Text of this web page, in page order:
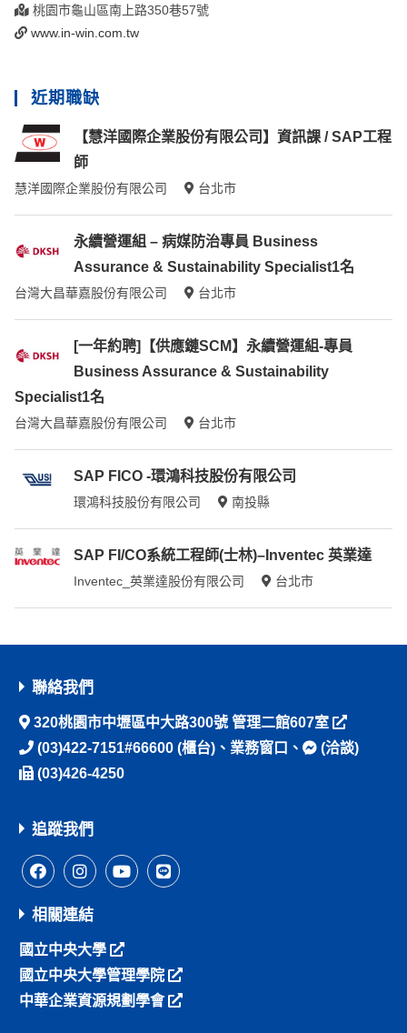
桃園市龜山區南上路350巷57號
www.in-win.com.tw
近期職缺
【慧洋國際企業股份有限公司】資訊課 / SAP工程
師
慧洋國際企業股份有限公司 台北市
永續營運組 – 病媒防治專員 Business
Assurance & Sustainability Specialist1名
台灣大昌華嘉股份有限公司 台北市
[一年約聘]【供應鏈SCM】永續營運組-專員
Business Assurance & Sustainability
Specialist1名
台灣大昌華嘉股份有限公司 台北市
SAP FICO -環鴻科技股份有限公司
環鴻科技股份有限公司 南投縣
SAP FI/CO系統工程師(士林)–Inventec 英業達
Inventec_英業達股份有限公司 台北市
聯絡我們
320桃園市中壢區中大路300號 管理二館607室
(03)422-7151#66600 (櫃台)、 業務窗口 、
(洽談)
(03)426-4250
追蹤我們
相關連結
國立中央大學
國立中央大學管理學院
中華企業資源規劃學會